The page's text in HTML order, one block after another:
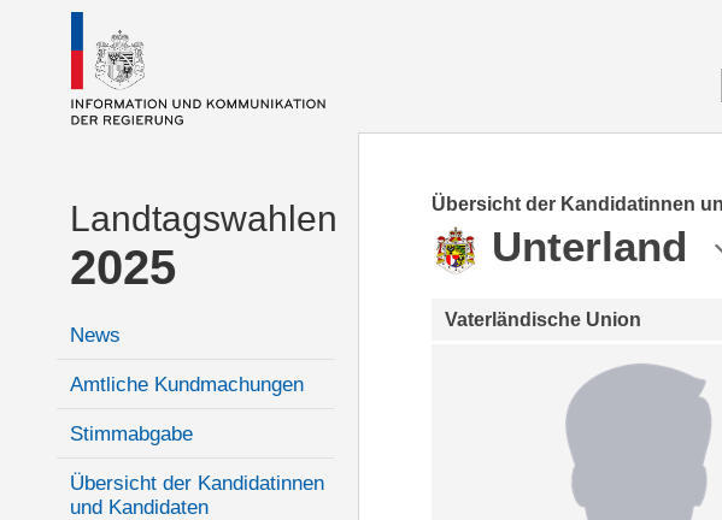
Landtagswahlen
2025
News
Amtliche Kundmachungen
Stimmabgabe
Übersicht der Kandidatinnen
und Kandidaten
Übersicht der Kandidatinnen
Unterland
Vaterländische Union